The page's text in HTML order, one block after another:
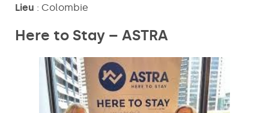
Lieu : Colombie
Here to Stay – ASTRA